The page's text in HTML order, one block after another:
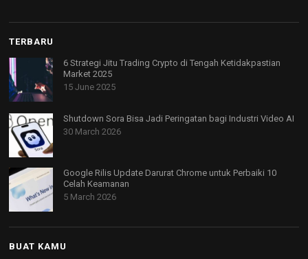
TERBARU
6 Strategi Jitu Trading Crypto di Tengah Ketidakpastian
Market 2025
15 June 2025
Shutdown Sora Bisa Jadi Peringatan bagi Industri Video AI
30 March 2026
Google Rilis Update Darurat Chrome untuk Perbaiki 10
Celah Keamanan
5 March 2026
BUAT KAMU